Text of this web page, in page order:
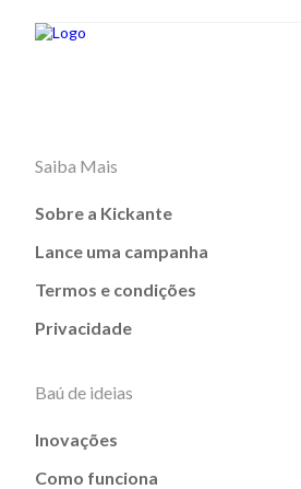
Saiba Mais
Sobre a Kickante
Lance uma campanha
Termos e condições
Privacidade
Baú de ideias
Inovações
Como funciona